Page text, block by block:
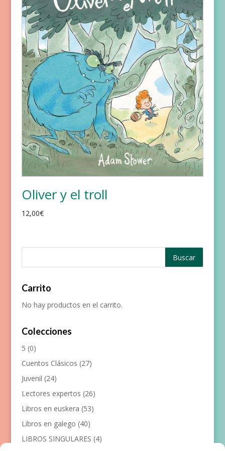
Oliver y el troll
12,00€
Carrito
No hay productos en el carrito.
Colecciones
5 (0)
Cuentos Clásicos (27)
Juvenil (24)
Lectores expertos (26)
Libros en euskera (53)
Libros en galego (40)
LIBROS SINGULARES (4)